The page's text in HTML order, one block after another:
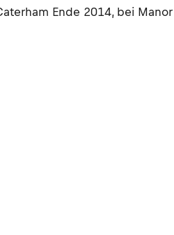
Ende 2014, bei